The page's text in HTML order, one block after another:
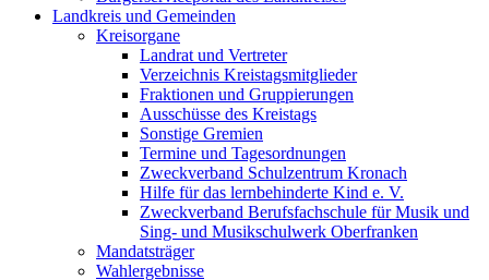
Landkreis und Gemeinden
Kreisorgane
Landrat und Vertreter
Verzeichnis Kreistagsmitglieder
Fraktionen und Gruppierungen
Ausschüsse des Kreistags
Sonstige Gremien
Termine und Tagesordnungen
Zweckverband Schulzentrum Kronach
Hilfe für das lernbehinderte Kind e. V.
Zweckverband Berufsfachschule für Musik und
Sing- und Musikschulwerk Oberfranken
Mandatsträger
Wahlergebnisse